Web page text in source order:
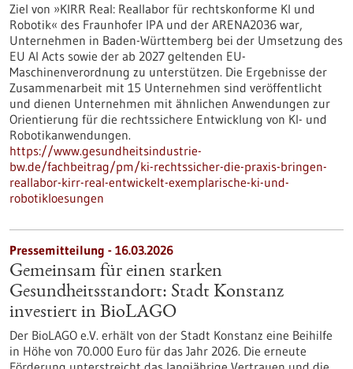
Ziel von »KIRR Real: Reallabor für rechtskonforme KI und
Robotik« des Fraunhofer IPA und der ARENA2036 war,
Unternehmen in Baden-Württemberg bei der Umsetzung des
EU AI Acts sowie der ab 2027 geltenden EU-
Maschinenverordnung zu unterstützen. Die Ergebnisse der
Zusammenarbeit mit 15 Unternehmen sind veröffentlicht
und dienen Unternehmen mit ähnlichen Anwendungen zur
Orientierung für die rechtssichere Entwicklung von KI- und
Robotikanwendungen.
https://www.gesundheitsindustrie-
bw.de/fachbeitrag/pm/ki-rechtssicher-die-praxis-bringen-
reallabor-kirr-real-entwickelt-exemplarische-ki-und-
robotikloesungen
Pressemitteilung - 16.03.2026
Gemeinsam für einen starken
Gesundheitsstandort: Stadt Konstanz
investiert in BioLAGO
Der BioLAGO e.V. erhält von der Stadt Konstanz eine Beihilfe
in Höhe von 70.000 Euro für das Jahr 2026. Die erneute